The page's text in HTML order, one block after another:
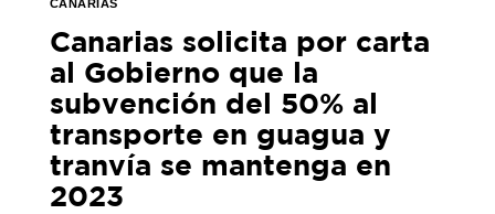
CANARIAS
Canarias solicita por carta
al Gobierno que la
subvención del 50% al
transporte en guagua y
tranvía se mantenga en
2023